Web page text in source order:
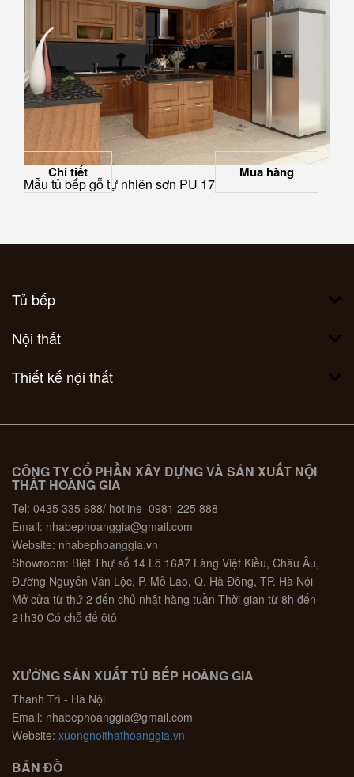
Mẫu tủ bếp gỗ tự nhiên sơn PU 17
Chi tiết Mua hàng
Tủ bếp
Nội thất
Thiết kế nội thất
CÔNG TY CỔ PHẦN XÂY DỰNG VÀ SẢN XUẤT NỘI
THẤT HOÀNG GIA
Tel: 0435 335 688/ hotline 0981 225 888
Email: nhabephoanggia@gmail.com
Website: nhabephoanggia.vn
Showroom: Biệt Thự số 14 Lô 16A7 Làng Việt Kiều, Châu Âu,
Đường Nguyễn Văn Lộc, P. Mỗ Lao, Q. Hà Đông, TP. Hà Nội
Mở cửa từ thứ 2 đến chủ nhật hàng tuần Thời gian từ 8h đến
21h30 Có chỗ để ôtô
XƯỞNG SẢN XUẤT TỦ BẾP HOÀNG GIA
Thanh Trì - Hà Nội
Email: nhabephoanggia@gmail.com
Website: xuongnoithathoanggia.vn
BẢN ĐỒ